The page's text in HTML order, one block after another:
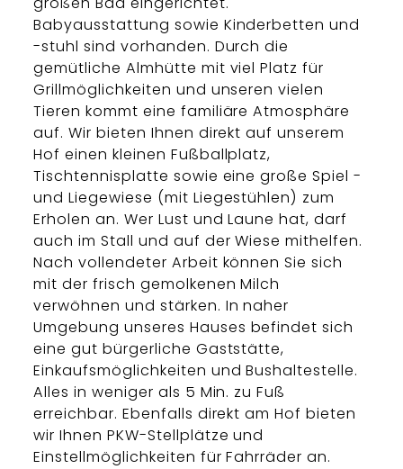
Babyausstattung sowie Kinderbetten und
-stuhl sind vorhanden. Durch die
gemütliche Almhütte mit viel Platz für
Grillmöglichkeiten und unseren vielen
Tieren kommt eine familiäre Atmosphäre
auf. Wir bieten Ihnen direkt auf unserem
Hof einen kleinen Fußballplatz,
Tischtennisplatte sowie eine große Spiel -
und Liegewiese (mit Liegestühlen) zum
Erholen an. Wer Lust und Laune hat, darf
auch im Stall und auf der Wiese mithelfen.
Nach vollendeter Arbeit können Sie sich
mit der frisch gemolkenen Milch
verwöhnen und stärken. In naher
Umgebung unseres Hauses befindet sich
eine gut bürgerliche Gaststätte,
Einkaufsmöglichkeiten und Bushaltestelle.
Alles in weniger als 5 Min. zu Fuß
erreichbar. Ebenfalls direkt am Hof bieten
wir Ihnen PKW-Stellplätze und
Einstellmöglichkeiten für Fahrräder an.